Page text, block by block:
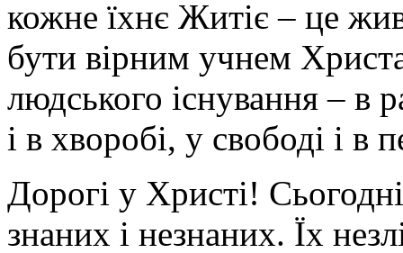
кожне їхнє Житіє – це
бути вірним учнем
людського існування – в
і в хворобі, у свободі і в
Дорогі у Христі!
знаних і незнаних. Їх